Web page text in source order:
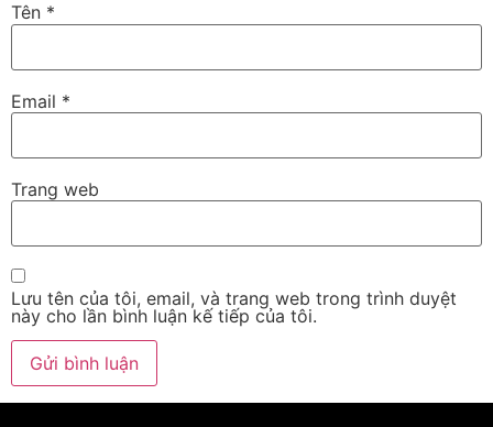
Tên *
Email *
Trang web
Lưu tên của tôi, email, và trang web trong trình duyệt
này cho lần bình luận kế tiếp của tôi.